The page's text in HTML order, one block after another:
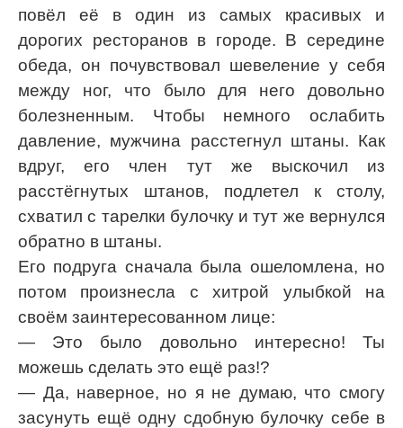
повёл её в один из самых красивых и
дорогих ресторанов в городе. В середине
обеда, он почувствовал шевеление у себя
между ног, что было для него довольно
болезненным. Чтобы немного ослабить
давление, мужчина расстегнул штаны. Как
вдруг, его член тут же выскочил из
расстёгнутых штанов, подлетел к столу,
схватил с тарелки булочку и тут же вернулся
обратно в штаны.
Его подруга сначала была ошеломлена, но
потом произнесла с хитрой улыбкой на
своём заинтересованном лице:
— Это было довольно интересно! Ты
можешь сделать это ещё раз!?
— Да, наверное, но я не думаю, что смогу
засунуть ещё одну сдобную булочку себе в